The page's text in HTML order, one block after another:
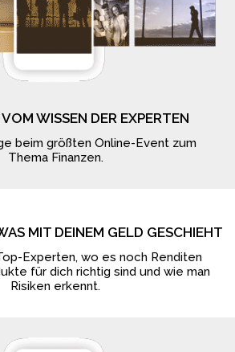
WISSEN DER EXPERTEN
beim größten Online-Event zum
Thema Finanzen.
MIT DEINEM GELD GESCHIEHT
Experten, wo es noch Renditen
für dich richtig sind und wie man
Risiken erkennt.